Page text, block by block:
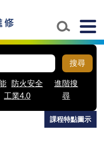
搜尋
防火安全
工業4.0
進階搜
尋
課程特點圖示